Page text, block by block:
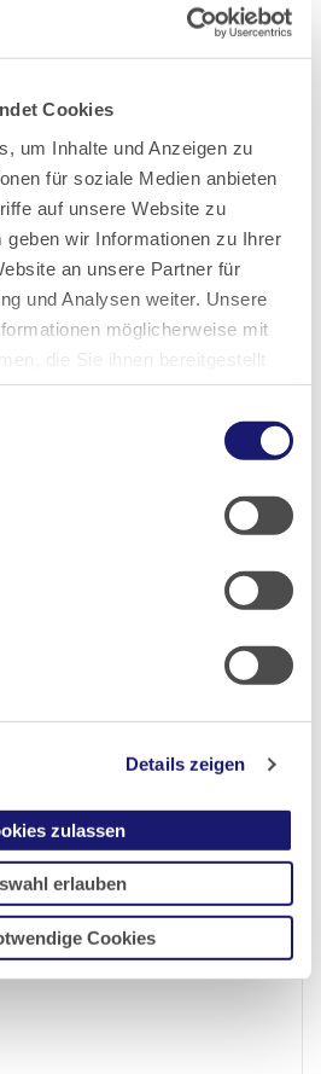
Cookies
um Inhalte und Anzeigen zu
für soziale Medien anbieten
auf unsere Website zu
geben wir Informationen zu Ihrer
an unsere Partner für
und Analysen weiter. Unsere
möglicherweise mit
die Sie ihnen bereitgestellt
Ihrer Nutzung der Dienste
Details zeigen
zulassen
erlauben
Cookies